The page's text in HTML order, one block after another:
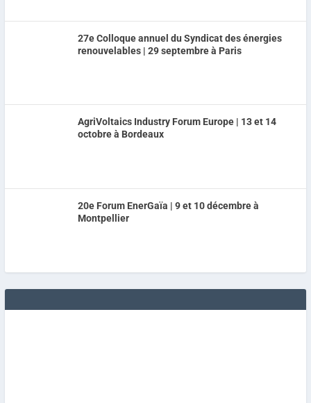
27e Colloque annuel du Syndicat des énergies
renouvelables | 29 septembre à Paris
AgriVoltaics Industry Forum Europe | 13 et 14
octobre à Bordeaux
20e Forum EnerGaïa | 9 et 10 décembre à
Montpellier